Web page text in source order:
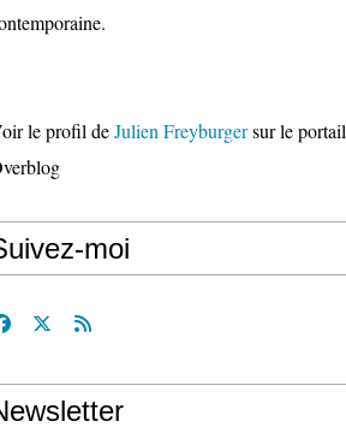
le profil deJulien Freyburgersur le portail
moi